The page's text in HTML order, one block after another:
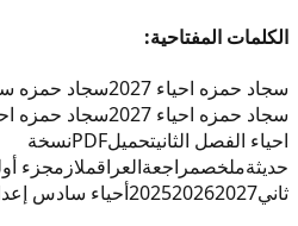
الكلمات المفتاحية:
سجاد حمزه احياء 2027
سجاد حمزه
سجاد حمزه احياء 2027
سجاد حمزه
احياء الفصل الثانيتحميلPDFنسخة
حديثةملخصمراجعةالعراقملازمجزء
ثاني
202520262027 أحياء سادس